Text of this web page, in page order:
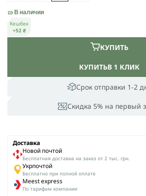
Срок отправки 1-2
Скидка 5% на первый
КУПИТЬВ 1 КЛИК
КУПИТЬ
В наличии
Кешбек
+52 ₴
Доставка
Новой почтой
Беcплатная доставка на заказ от 2 тыс. грн.
Укрпочтой
Бесплатно при полной оплате
Meest express
По тарифам компании